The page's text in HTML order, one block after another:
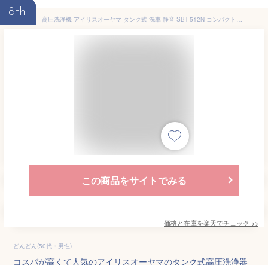
8th
高圧洗浄機 アイリスオーヤマ タンク式 洗車 静音 SBT-512N コンパクト収納 ベランダクリーナーセット 洗浄機 収納ボックス付き 外壁 床掃除 ベランダ バルコニー 換気扇 油汚れ 温水 デッキブラシ タンク バケツ
この商品をサイトでみる
価格と在庫を楽天でチェック >>
どんどん(50代・男性)
コスパが高くて人気のアイリスオーヤマのタンク式高圧洗浄器